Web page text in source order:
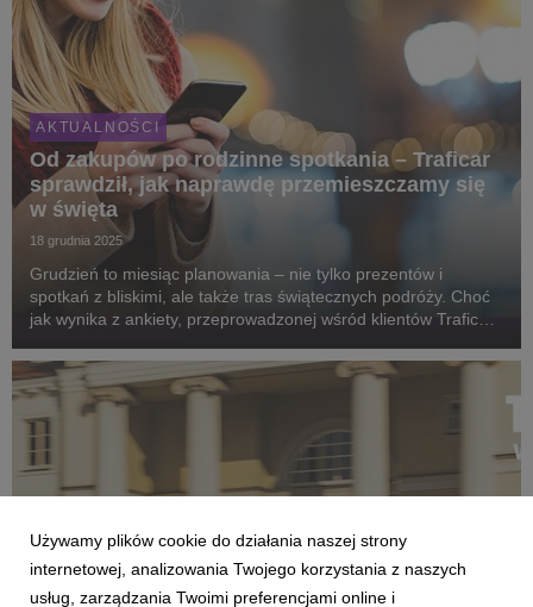
AKTUALNOŚCI
Od zakupów po rodzinne spotkania – Traficar
sprawdził, jak naprawdę przemieszczamy się
w święta
18 grudnia 2025
Grudzień to miesiąc planowania – nie tylko prezentów i
spotkań z bliskimi, ale także tras świątecznych podróży. Choć
jak wynika z ankiety, przeprowadzonej wśród klientów Traficara
w domu z rodziną, grudzień wc...
Używamy plików cookie do działania naszej strony
internetowej, analizowania Twojego korzystania z naszych
usług, zarządzania Twoimi preferencjami online i